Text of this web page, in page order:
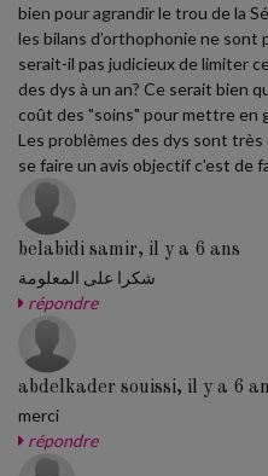
bien pour agrandir le trou de la
les bilans d’orthophonie ne sont
serait-il pas judicieux de limiter
des dys à un an? Ce serait bien
coût des "soins" pour mettre en
Les problèmes des dys sont
se faire un avis objectif c'est de
belabidi samir, il y a 6 ans
شكرا على المعلومة
répondre
abdelkader souissi, il y a 6
merci
répondre